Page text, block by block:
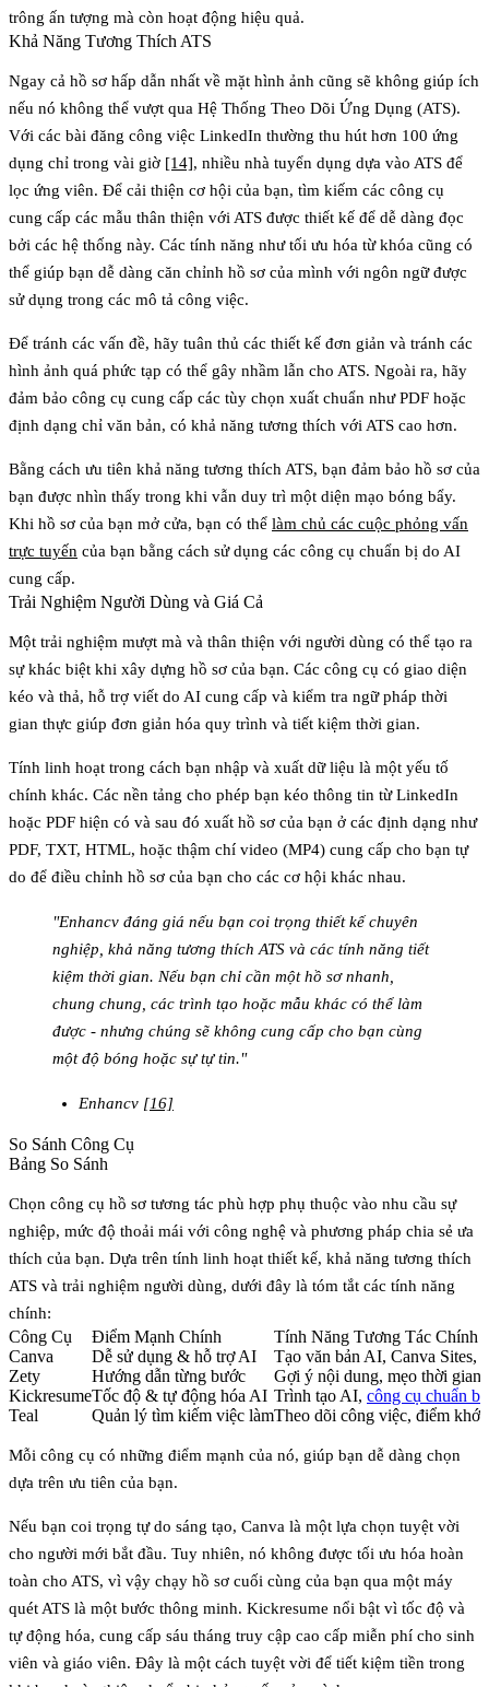
trông ấn tượng mà còn hoạt động hiệu quả.
Khả Năng Tương Thích ATS
Ngay cả hồ sơ hấp dẫn nhất về mặt hình ảnh cũng sẽ không giúp ích
nếu nó không thể vượt qua Hệ Thống Theo Dõi Ứng Dụng (ATS).
Với các bài đăng công việc LinkedIn thường thu hút hơn 100 ứng
dụng chỉ trong vài giờ [14], nhiều nhà tuyển dụng dựa vào ATS để
lọc ứng viên. Để cải thiện cơ hội của bạn, tìm kiếm các công cụ
cung cấp các mẫu thân thiện với ATS được thiết kế để dễ dàng đọc
bởi các hệ thống này. Các tính năng như tối ưu hóa từ khóa cũng có
thể giúp bạn dễ dàng căn chỉnh hồ sơ của mình với ngôn ngữ được
sử dụng trong các mô tả công việc.
Để tránh các vấn đề, hãy tuân thủ các thiết kế đơn giản và tránh các
hình ảnh quá phức tạp có thể gây nhầm lẫn cho ATS. Ngoài ra, hãy
đảm bảo công cụ cung cấp các tùy chọn xuất chuẩn như PDF hoặc
định dạng chỉ văn bản, có khả năng tương thích với ATS cao hơn.
Bằng cách ưu tiên khả năng tương thích ATS, bạn đảm bảo hồ sơ của
bạn được nhìn thấy trong khi vẫn duy trì một diện mạo bóng bẩy.
Khi hồ sơ của bạn mở cửa, bạn có thể làm chủ các cuộc phỏng vấn
trực tuyến của bạn bằng cách sử dụng các công cụ chuẩn bị do AI
cung cấp.
Trải Nghiệm Người Dùng và Giá Cả
Một trải nghiệm mượt mà và thân thiện với người dùng có thể tạo ra
sự khác biệt khi xây dựng hồ sơ của bạn. Các công cụ có giao diện
kéo và thả, hỗ trợ viết do AI cung cấp và kiểm tra ngữ pháp thời
gian thực giúp đơn giản hóa quy trình và tiết kiệm thời gian.
Tính linh hoạt trong cách bạn nhập và xuất dữ liệu là một yếu tố
chính khác. Các nền tảng cho phép bạn kéo thông tin từ LinkedIn
hoặc PDF hiện có và sau đó xuất hồ sơ của bạn ở các định dạng như
PDF, TXT, HTML, hoặc thậm chí video (MP4) cung cấp cho bạn tự
do để điều chỉnh hồ sơ của bạn cho các cơ hội khác nhau.
"Enhancv đáng giá nếu bạn coi trọng thiết kế chuyên
nghiệp, khả năng tương thích ATS và các tính năng tiết
kiệm thời gian. Nếu bạn chỉ cần một hồ sơ nhanh,
chung chung, các trình tạo hoặc mẫu khác có thể làm
được - nhưng chúng sẽ không cung cấp cho bạn cùng
một độ bóng hoặc sự tự tin."
Enhancv [16]
So Sánh Công Cụ
Bảng So Sánh
Chọn công cụ hồ sơ tương tác phù hợp phụ thuộc vào nhu cầu sự
nghiệp, mức độ thoải mái với công nghệ và phương pháp chia sẻ ưa
thích của bạn. Dựa trên tính linh hoạt thiết kế, khả năng tương thích
ATS và trải nghiệm người dùng, dưới đây là tóm tắt các tính năng
chính:
Công Cụ Điểm Mạnh Chính
Tính Năng Tương Tác Chính
Canva
Dễ sử dụng & hỗ trợ AI
Tạo văn bản AI, Canva Sites,
Zety
Hướng dẫn từng bước
Gợi ý nội dung, mẹo thời gian
KickresumeTốc độ & tự động hóa AI Trình tạo AI, công cụ chuẩn
Teal
Quản lý tìm kiếm việc làmTheo dõi công việc, điểm khớp
Mỗi công cụ có những điểm mạnh của nó, giúp bạn dễ dàng chọn
dựa trên ưu tiên của bạn.
Nếu bạn coi trọng tự do sáng tạo, Canva là một lựa chọn tuyệt vời
cho người mới bắt đầu. Tuy nhiên, nó không được tối ưu hóa hoàn
toàn cho ATS, vì vậy chạy hồ sơ cuối cùng của bạn qua một máy
quét ATS là một bước thông minh. Kickresume nổi bật vì tốc độ và
tự động hóa, cung cấp sáu tháng truy cập cao cấp miễn phí cho sinh
viên và giáo viên. Đây là một cách tuyệt vời để tiết kiệm tiền trong